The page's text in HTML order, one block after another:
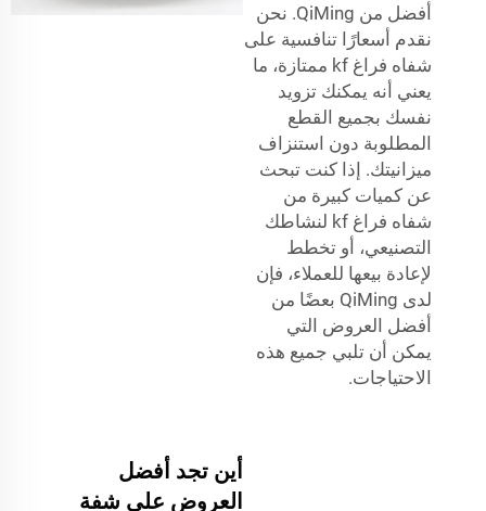
أفضل من QiMing. نحن
نقدم أسعارًا تنافسية على
شفاه فراغ kf ممتازة، ما
يعني أنه يمكنك تزويد
نفسك بجميع القطع
المطلوبة دون استنزاف
ميزانيتك. إذا كنت تبحث
عن كميات كبيرة من
شفاه فراغ kf لنشاطك
التصنيعي، أو تخطط
لإعادة بيعها للعملاء، فإن
لدى QiMing بعضًا من
أفضل العروض التي
يمكن أن تلبي جميع هذه
الاحتياجات.
أين تجد أفضل
العروض على شفة